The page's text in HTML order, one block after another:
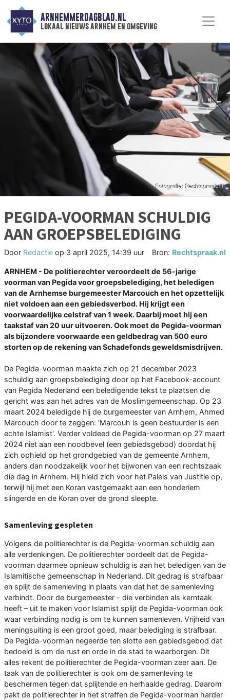
ARNHEMMERDAGBLAD.NL
lokaal nieuws arnhem en omgeving
PEGIDA-VOORMAN SCHULDIG
AAN GROEPSBELEDIGING
Door Redactie op 3 april 2025, 14:39 uur Bron: Rechtspraak.nl
ARNHEM - De politierechter veroordeelt de 56-jarige
voorman van Pegida voor groepsbelediging, het beledigen
van de Arnhemse burgemeester Marcouch en het opzettelijk
niet voldoen aan een gebiedsverbod. Hij krijgt een
voorwaardelijke celstraf van 1 week. Daarbij moet hij een
taakstaf van 20 uur uitvoeren. Ook moet de Pegida-voorman
als bijzondere voorwaarde een geldbedrag van 500 euro
storten op de rekening van Schadefonds geweldsmisdrijven.
De Pegida-voorman maakte zich op 21 december 2023
schuldig aan groepsbelediging door op het Facebook-account
van Pegida Nederland een beledigende tekst te plaatsen die
gericht was aan het adres van de Moslimgemeenschap. Op 23
maart 2024 beledigde hij de burgemeester van Arnhem, Ahmed
Marcouch door te zeggen: 'Marcouh is geen bestuurder is een
echte Islamist'. Verder voldeed de Pegida-voorman op 27 maart
2024 niet aan een noodbevel (een gebiedsgebod) doordat hij
zich ophield op het grondgebied van de gemeente Arnhem,
anders dan noodzakelijk voor het bijwonen van een rechtszaak
die dag in Arnhem. Hij hield zich voor het Paleis van Justitie op,
terwijl hij met een Koran vastgemaakt aan een honderiem
slingerde en de Koran over de grond sleepte.
Samenleving gespleten
Volgens de politierechter is de Pegida-voorman schuldig aan
alle verdenkingen. De politierechter oordeelt dat de Pegida-
voorman daarmee opnieuw schuldig is aan het beledigen van de
Islamitische gemeenschap in Nederland. Dit gedrag is strafbaar
en splijt de samenleving in plaats van dat het de samenleving
verbindt. Door de burgemeester – die verbinden als kerntaak
heeft – uit te maken voor Islamist splijt de Pegida-voorman ook
waar verbinding nodig is om te kunnen samenleven. Vrijheid van
meningsuiting is een groot goed, maar belediging is strafbaar.
De Pegida-voorman negeerde ten slotte een gebiedsgebod dat
bedoeld is om de rust en orde in de stad te waarborgen. Dit
alles rekent de politierechter de Pegida-voorman zeer aan. De
taak van de politierechter is ook om de samenleving te
beschermen tegen dat splijtende en herhaalde gedrag. Daarom
pakt de politierechter in het straffen de Pegida-voorman harder